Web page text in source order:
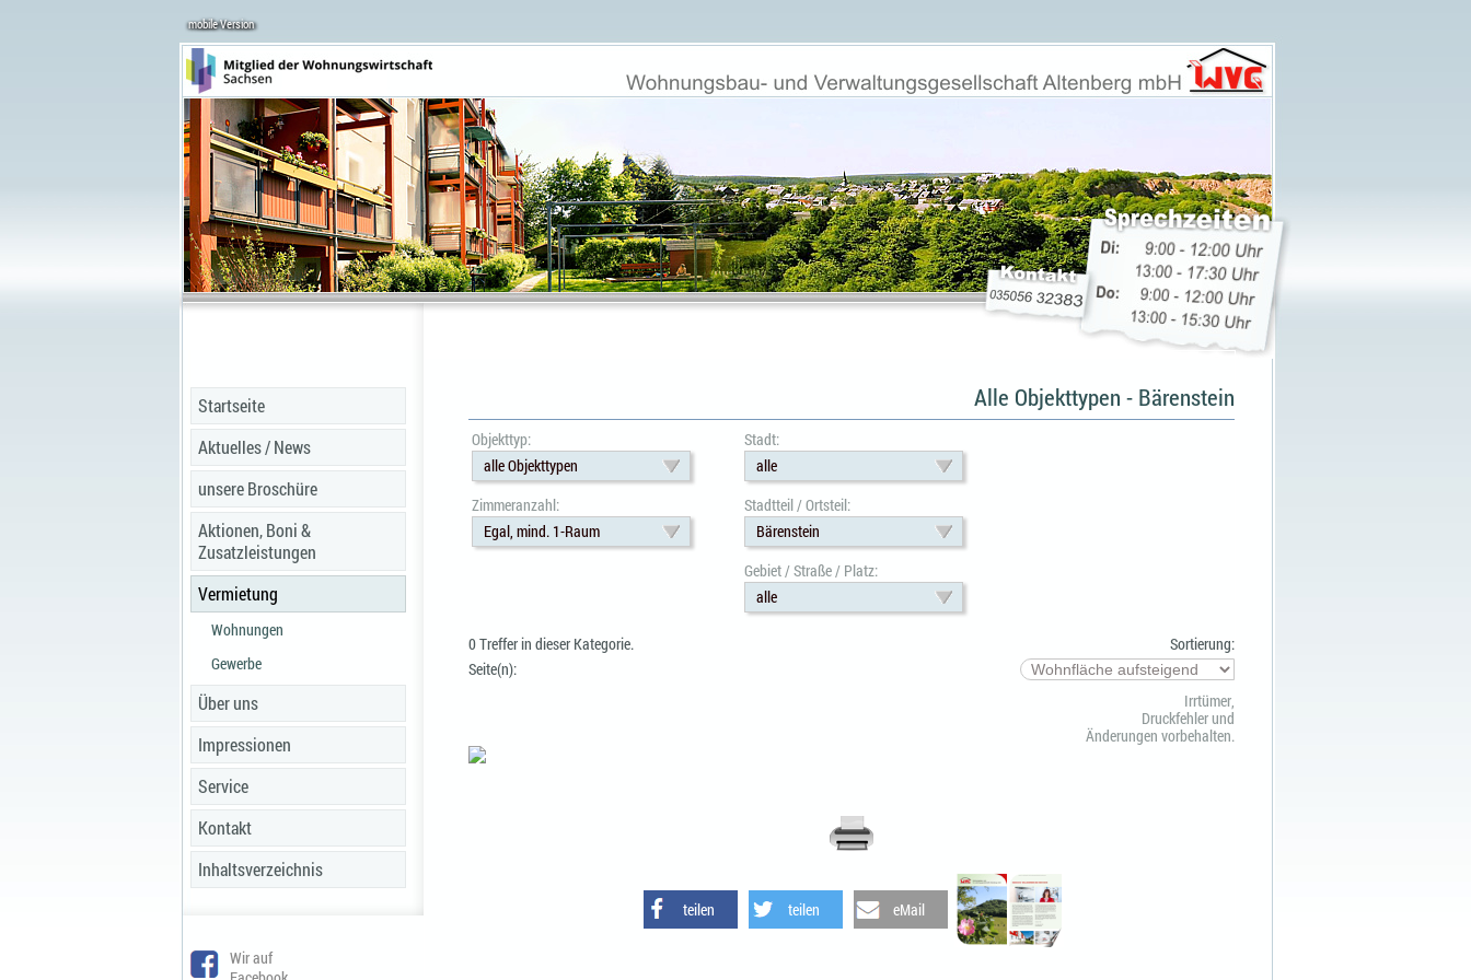
mobile Version
Startseite
Aktuelles / News
unsere Broschüre
Aktionen, Boni &
Zusatzleistungen
Vermietung
Wohnungen
Gewerbe
Über uns
Impressionen
Service
Kontakt
Inhaltsverzeichnis
Wir auf
Alle Objekttypen - Bärenstein
Objekttyp:
alle Objekttypen
Zimmeranzahl:
Egal, mind. 1-Raum
Stadt:
alle
Stadtteil / Ortsteil:
Bärenstein
Gebiet / Straße / Platz:
alle
Sortierung:
0 Treffer in dieser Kategorie.
Seite(n):
Irrtümer,
Druckfehler und
Änderungen vorbehalten.
teilen teilen eMail